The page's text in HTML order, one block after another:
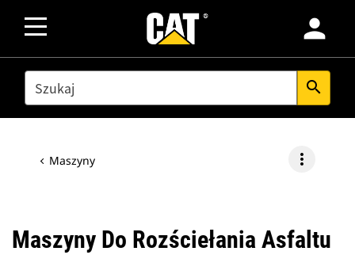
person
SEARCH search
Maszyny more_vert
Maszyny Do Rozściełania Asfaltu